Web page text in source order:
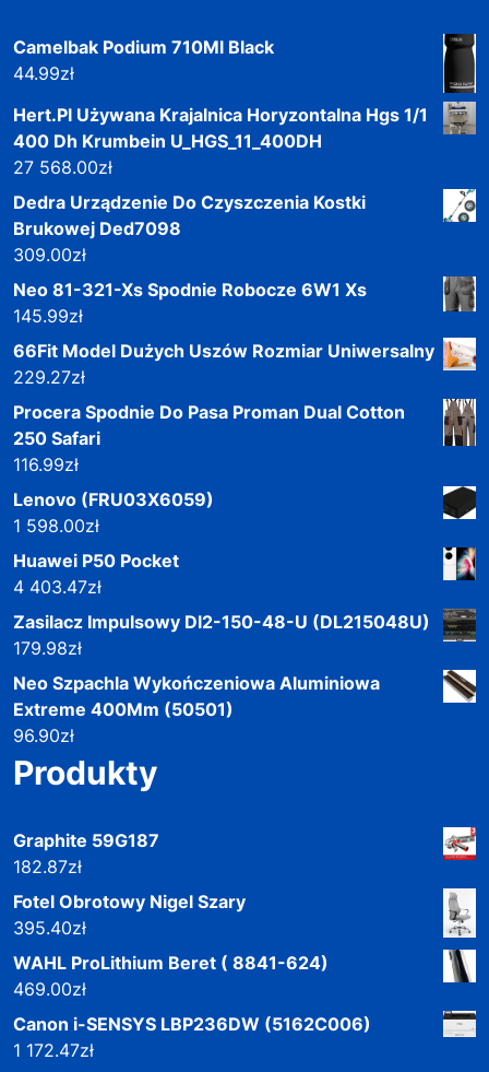
Camelbak Podium 710Ml Black
44.99zł
Hert.Pl Używana Krajalnica Horyzontalna Hgs 1/1
400 Dh Krumbein U_HGS_11_400DH
27 568.00zł
Dedra Urządzenie Do Czyszczenia Kostki
Brukowej Ded7098
309.00zł
Neo 81-321-Xs Spodnie Robocze 6W1 Xs
145.99zł
66Fit Model Dużych Uszów Rozmiar Uniwersalny
229.27zł
Procera Spodnie Do Pasa Proman Dual Cotton
250 Safari
116.99zł
Lenovo (FRU03X6059)
1 598.00zł
Huawei P50 Pocket
4 403.47zł
Zasilacz Impulsowy Dl2-150-48-U (DL215048U)
179.98zł
Neo Szpachla Wykończeniowa Aluminiowa
Extreme 400Mm (50501)
96.90zł
Produkty
Graphite 59G187
182.87zł
Fotel Obrotowy Nigel Szary
395.40zł
WAHL ProLithium Beret ( 8841-624)
469.00zł
Canon i-SENSYS LBP236DW (5162C006)
1 172.47zł